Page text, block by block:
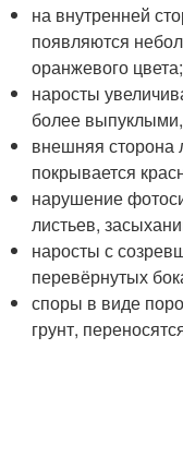
на внутренней
появляются
оранжевого цвета;
наросты
более
внешняя сторона
покрывается
нарушение
листьев,
наросты с
перевёрнутых
споры в виде
грунт,